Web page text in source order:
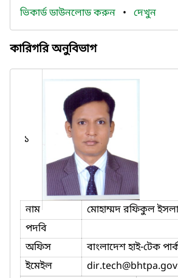
ভিকার্ড ডাউনলোড করুন • দেখুন
কারিগরি অনুবিভাগ
১
নাম
মোহাম্মদ রফিকুল
পদবি
অফিস
বাংলাদেশ হাই-টেক
ইমেইল
dir.tech